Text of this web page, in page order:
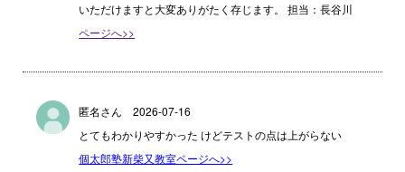
いただけますと大変ありがたく存じます。 担当：長谷川
ページへ>>
匿名さん 2026-07-16
とてもわかりやすかった けどテストの点は上がらない
個太郎塾新柴又教室ページへ>>